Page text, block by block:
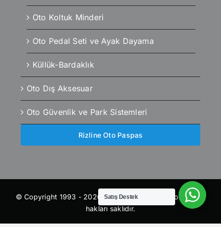
Oto Koltuk Minderi
Oto Pedal Seti ve Ayak Dayama
Küllük-Bardaklık
Oto Dış Aksesuar
Oto Güvenlik ve Park Sistemleri
Rizline Oto Paspas
© Copyright 1993 - 2026 | otoaksesuaroutlet.com | Tüm
hakları saklıdır.
Satış Destek